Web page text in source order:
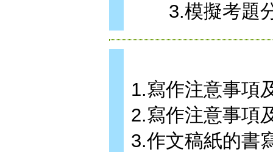
3.模擬考題
1.寫作注意事項
2.寫作注意事項
3.作文稿紙的書